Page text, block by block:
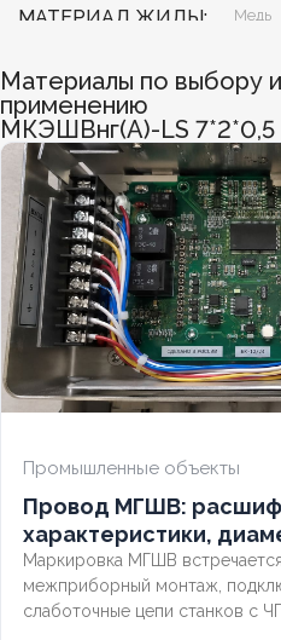
МАТЕРИАЛ ЖИЛЫ Медь
БЕЗГАЛОГЕННЫЙ Нет
ХЛАДОСТОЙКИЙ Нет
СЕЧЕНИЕ ТПЖ 0,75
ОГНЕСТОЙКИЙ Нет
НАЛИЧИЕ ЭКРАНА Да
КОЛИЧЕСТВО ЖИЛ 14
Материалы по выбору и
применению
МКЭШВнг(А)-LS 7*2*0,5
Промышленные объекты
Провод МГШВ:
характеристики,
Маркировка МГШВ
межприборный монтаж,
слаботочные цепи станков с